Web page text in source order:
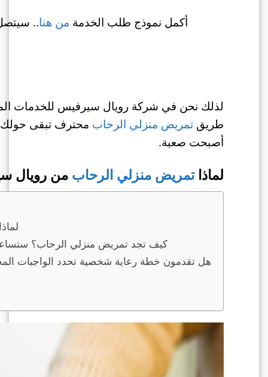
أكمل نموذج طلب الخدمة من هنا..
لذلك نحن في شركة رويال سيرفيس للخدمات
طريقتمريض منزلي الرحاب محترف تبقى حولك
أصبحت صعبة.
لماذاتمريض منزلي الرحاب من رويال
كيف تجد تمريض منزلي الرحاب؟ ستساعدك
هل تقدمون خطة رعاية شخصية تحدد الواجبات